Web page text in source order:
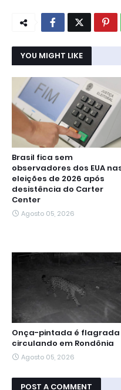
YOU MIGHT LIKE
Brasil fica sem
observadores dos EUA
eleições de 2026 após
desistência do Carter
Center
Agosto 05, 2026
Onça-pintada é flagrada
circulando em Rondônia
Agosto 05, 2026
POST A COMMENT